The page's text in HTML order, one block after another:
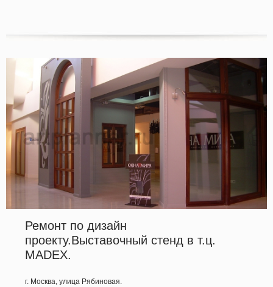
Ремонт по дизайн
проекту.Выставочный стенд в т.ц.
MADEX.
г. Москва, улица Рябиновая.